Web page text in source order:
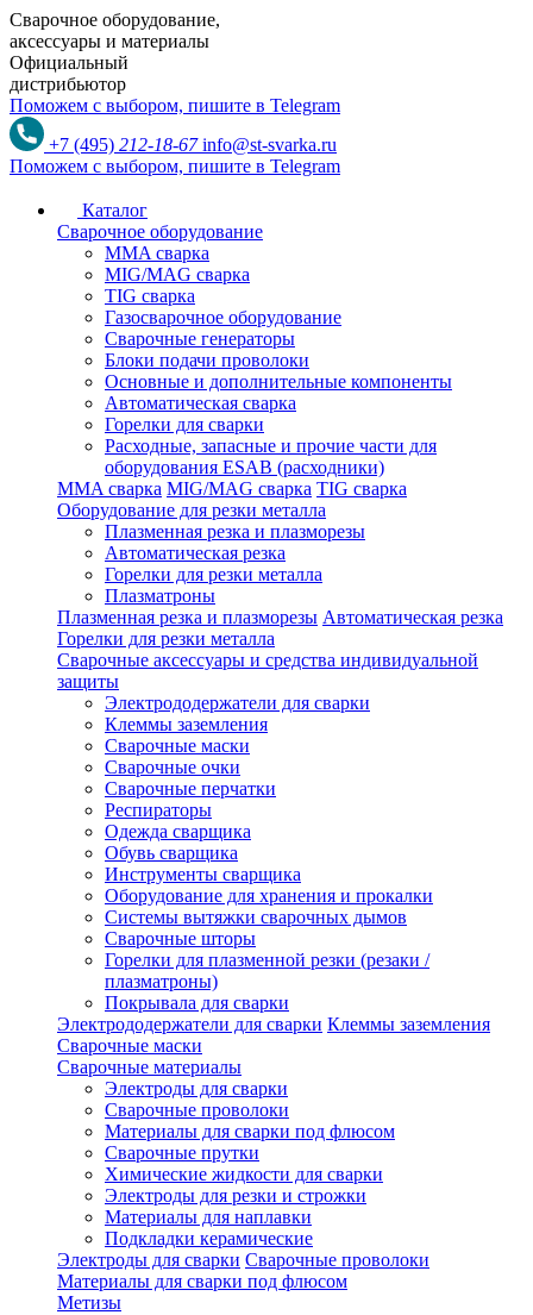
Сварочное оборудование,
аксессуары и материалы
Официальный
дистрибьютор
Поможем с выбором, пишите в Telegram
+7 (495) 212-18-67 info@st-svarka.ru
Поможем с выбором, пишите в Telegram
Каталог
Сварочное оборудование
MMA сварка
MIG/MAG сварка
TIG сварка
Газосварочное оборудование
Сварочные генераторы
Блоки подачи проволоки
Основные и дополнительные компоненты
Автоматическая сварка
Горелки для сварки
Расходные, запасные и прочие части для
оборудования ESAB (расходники)
MMA сварка MIG/MAG сварка TIG сварка
Оборудование для резки металла
Плазменная резка и плазморезы
Автоматическая резка
Горелки для резки металла
Плазматроны
Плазменная резка и плазморезы Автоматическая резка
Горелки для резки металла
Сварочные аксессуары и средства индивидуальной
защиты
Электрододержатели для сварки
Клеммы заземления
Сварочные маски
Сварочные очки
Сварочные перчатки
Респираторы
Одежда сварщика
Обувь сварщика
Инструменты сварщика
Оборудование для хранения и прокалки
Системы вытяжки сварочных дымов
Сварочные шторы
Горелки для плазменной резки (резаки /
плазматроны)
Покрывала для сварки
Электрододержатели для сварки Клеммы заземления
Сварочные маски
Сварочные материалы
Электроды для сварки
Сварочные проволоки
Материалы для сварки под флюсом
Сварочные прутки
Химические жидкости для сварки
Электроды для резки и строжки
Материалы для наплавки
Подкладки керамические
Электроды для сварки Сварочные проволоки
Материалы для сварки под флюсом
Метизы